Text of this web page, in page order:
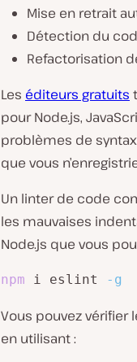
Mise en retrait
Détection du
Refactorisation
Les éditeurs gratuits
pour Node.js,
problèmes de
que vous
Un linter de code
les mauvaises
Node.js que vous
npm i eslint -g
Vous pouvez vérifier
en utilisant :